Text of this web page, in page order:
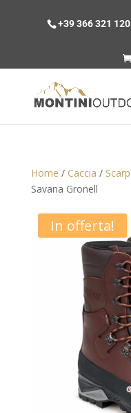
+39 366 321
Home / Caccia /
Savana Gronell
In offerta!